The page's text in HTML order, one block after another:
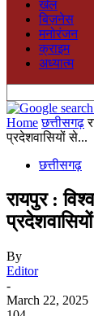
खेल
बिज़नेस
मनोरंजन
क्राइम
अध्यात्म
Home छत्तीसगढ़
प्रदेशवासियों से...
छत्तीसगढ़
रायपुर :
By
Editor
-
March 22, 2025